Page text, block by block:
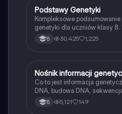
PBiologia
Podstawy Genetyki
Kompleksowe
genetyki dla uczniów klasy 8.
krwi, strukturze DNA,
genetycznych. Zrozumienie
8 30,425 1,225
NBiologia
Nośnik informacji
Co to jest informacja
DNA, budowa DNA,
,komplementarność zasad ,
postać chromosomów , co
8 5,121 149